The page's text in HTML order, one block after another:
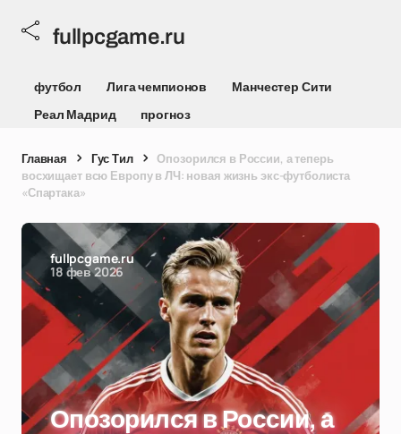
fullpcgame.ru
футбол Лига чемпионов
Манчестер Сити
Реал Мадрид
прогноз
Главная Гус Тил
Опозорился в России, а теперь
восхищает всю Европу в ЛЧ: новая жизнь экс-футболиста
«Спартака»
fullpcgame.ru
18 фев 2026
Опозорился в России, а